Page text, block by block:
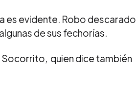
es evidente. Robo descarado
de sus fechorías.
Socorrito, quien dice también